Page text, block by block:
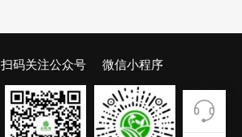
扫码关注公众号 微信小程序